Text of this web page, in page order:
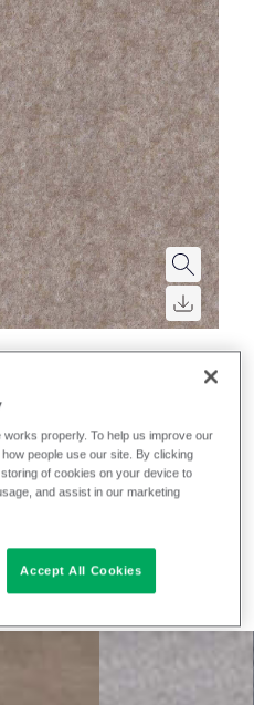
properly. To help us improve our
people use our site. By clicking
of cookies on your device to
and assist in our marketing
Accept All Cookies